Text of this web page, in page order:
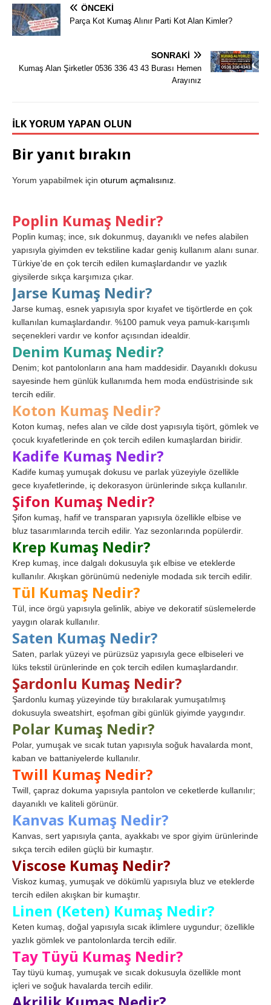
ÖNCEKI
Parça Kot Kumaş Alınır Parti Kot Alan Kimler?
SONRAKI
Kumaş Alan Şirketler 0536 336 43 43 Burası Hemen
Arayınız
İLK YORUM YAPAN OLUN
Bir yanıt bırakın
Yorum yapabilmek için oturum açmalısınız
Poplin Kumaş Nedir?
Poplin kumaş; ince, sık dokunmuş, dayanıklı ve nefes alabilen
yapısıyla giyimden ev tekstiline kadar geniş kullanım alanı sunar.
Türkiye’de en çok tercih edilen kumaşlardandır ve yazlık
giysilerde sıkça karşımıza çıkar.
Jarse Kumaş Nedir?
Jarse kumaş, esnek yapısıyla spor kıyafet ve tişörtlerde en çok
kullanılan kumaşlardandır. %100 pamuk veya pamuk-karışımlı
seçenekleri vardır ve konfor açısından idealdir.
Denim Kumaş Nedir?
Denim; kot pantolonların ana ham maddesidir. Dayanıklı dokusu
sayesinde hem günlük kullanımda hem moda endüstrisinde sık
tercih edilir.
Koton Kumaş Nedir?
Koton kumaş, nefes alan ve cilde dost yapısıyla tişört, gömlek ve
çocuk kıyafetlerinde en çok tercih edilen kumaşlardan biridir.
Kadife Kumaş Nedir?
Kadife kumaş yumuşak dokusu ve parlak yüzeyiyle özellikle
gece kıyafetlerinde, iç dekorasyon ürünlerinde sıkça kullanılır.
Şifon Kumaş Nedir?
Şifon kumaş, hafif ve transparan yapısıyla özellikle elbise ve
bluz tasarımlarında tercih edilir. Yaz sezonlarında popülerdir.
Krep Kumaş Nedir?
Krep kumaş, ince dalgalı dokusuyla şık elbise ve eteklerde
kullanılır. Akışkan görünümü nedeniyle modada sık tercih edilir.
Tül Kumaş Nedir?
Tül, ince örgü yapısıyla gelinlik, abiye ve dekoratif süslemelerde
yaygın olarak kullanılır.
Saten Kumaş Nedir?
Saten, parlak yüzeyi ve pürüzsüz yapısıyla gece elbiseleri ve
lüks tekstil ürünlerinde en çok tercih edilen kumaşlardandır.
Şardonlu Kumaş Nedir?
Şardonlu kumaş yüzeyinde tüy bırakılarak yumuşatılmış
dokusuyla sweatshirt, eşofman gibi günlük giyimde yaygındır.
Polar Kumaş Nedir?
Polar, yumuşak ve sıcak tutan yapısıyla soğuk havalarda mont,
kaban ve battaniyelerde kullanılır.
Twill Kumaş Nedir?
Twill, çapraz dokuma yapısıyla pantolon ve ceketlerde kullanılır;
dayanıklı ve kaliteli görünür.
Kanvas Kumaş Nedir?
Kanvas, sert yapısıyla çanta, ayakkabı ve spor giyim ürünlerinde
sıkça tercih edilen güçlü bir kumaştır.
Viscose Kumaş Nedir?
Viskoz kumaş, yumuşak ve dökümlü yapısıyla bluz ve eteklerde
tercih edilen akışkan bir kumaştır.
Linen (Keten) Kumaş Nedir?
Keten kumaş, doğal yapısıyla sıcak iklimlere uygundur; özellikle
yazlık gömlek ve pantolonlarda tercih edilir.
Tay Tüyü Kumaş Nedir?
Tay tüyü kumaş, yumuşak ve sıcak dokusuyla özellikle mont
içleri ve soğuk havalarda tercih edilir.